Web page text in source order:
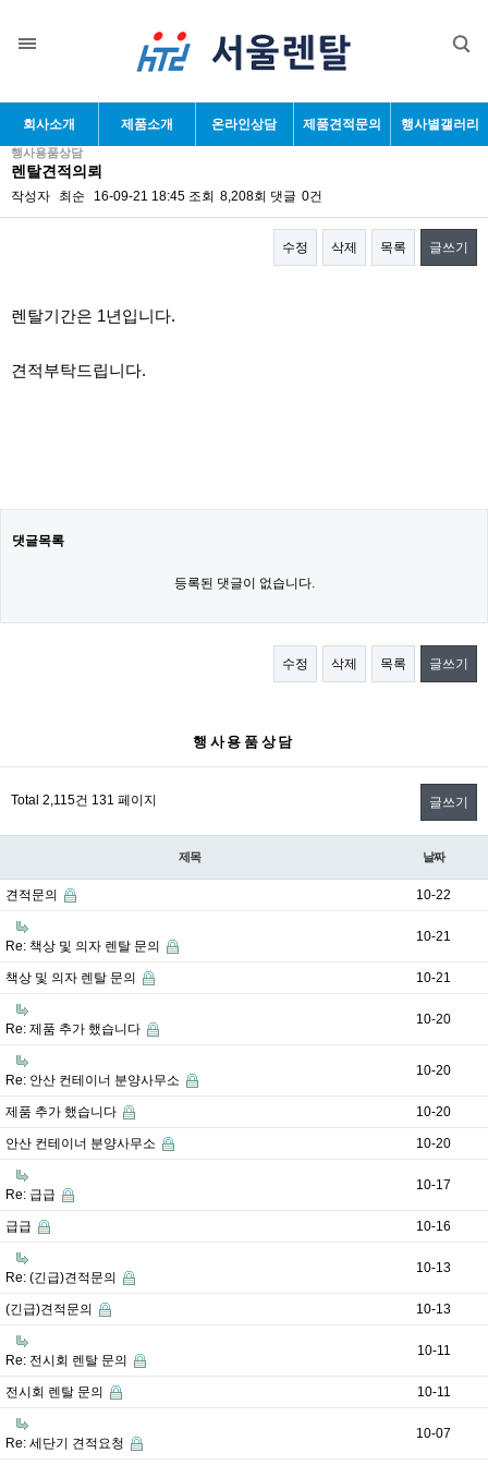
회사소개 제품소개 온라인상담 제품견적문의 행사별갤러리
행사용품상담
렌탈견적의뢰
작성자 최순 16-09-21 18:45 조회 8,208회 댓글 0건
수정 삭제 목록 글쓰기
렌탈기간은 1년입니다.
견적부탁드립니다.
댓글목록
등록된 댓글이 없습니다.
수정 삭제 목록 글쓰기
행사용품상담
Total 2,115건 131 페이지 글쓰기
제목 날짜
견적문의 10-22
Re: 책상 및 의자 렌탈 문의
10-21
책상 및 의자 렌탈 문의 10-21
Re: 제품 추가 했습니다
10-20
Re: 안산 컨테이너 분양사무소
10-20
제품 추가 했습니다 10-20
안산 컨테이너 분양사무소 10-20
Re: 급급
10-17
급급 10-16
Re: (긴급)견적문의
10-13
(긴급)견적문의 10-13
Re: 전시회 렌탈 문의
10-11
전시회 렌탈 문의 10-11
Re: 세단기 견적요청
10-07